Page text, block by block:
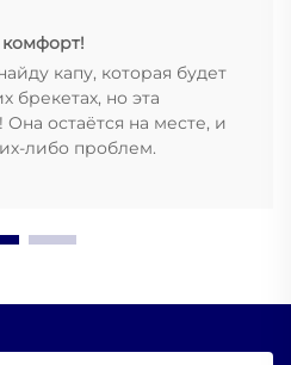
капу, которая будет
брекетах, но эта
остаётся на месте, и
либо проблем.